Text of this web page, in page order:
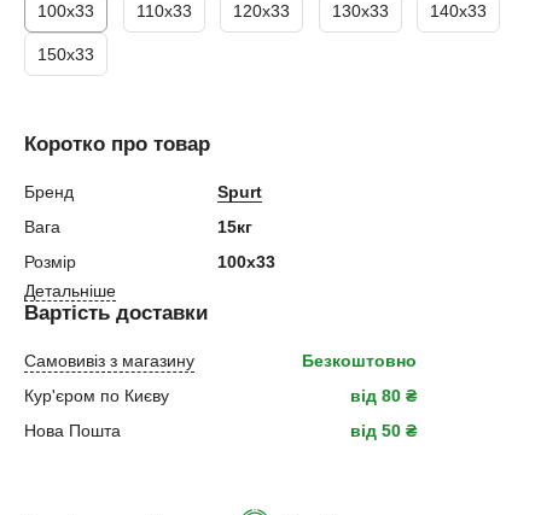
100х33 110х33 120х33 130х33 140х33
150х33
Коротко про товар
Бренд
Spurt
Вага
15кг
Розмір
100х33
Детальніше
Вартість доставки
Самовивіз з магазину
Безкоштовно
Кур'єром по Києву
від 80 ₴
Нова Пошта
від 50 ₴